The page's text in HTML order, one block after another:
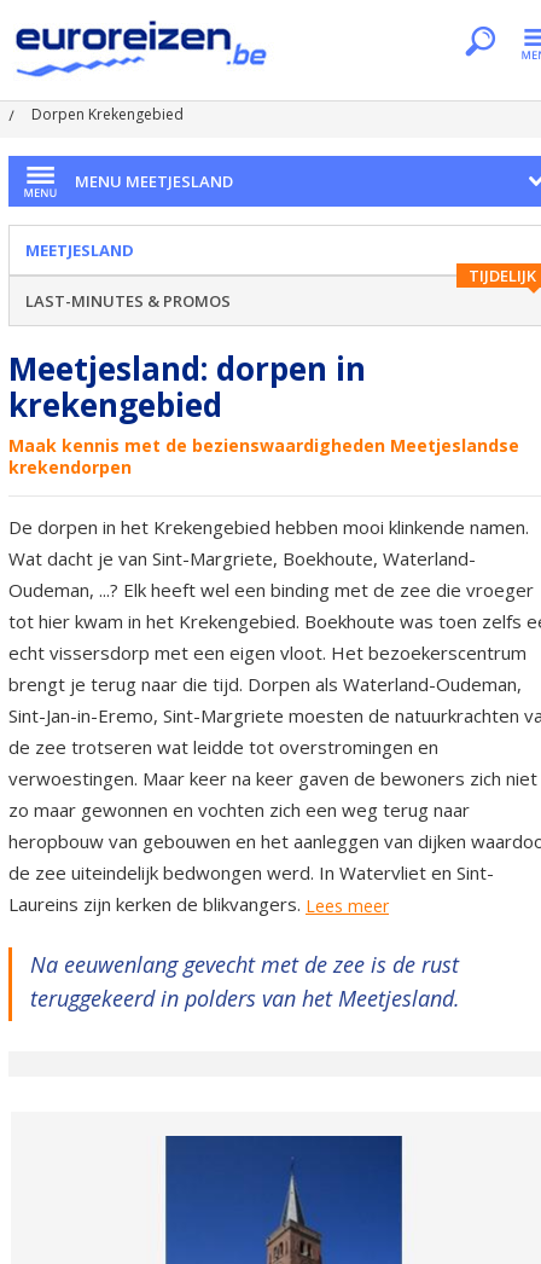
Dorpen Krekengebied
MENU MEETJESLAND
MEETJESLAND
TIJDELIJK
LAST-MINUTES & PROMOS
Meetjesland: dorpen in
krekengebied
Maak kennis met de bezienswaardigheden Meetjeslandse
krekendorpen
De dorpen in het Krekengebied hebben mooi klinkende namen.
Wat dacht je van Sint-Margriete, Boekhoute, Waterland-
Oudeman, ...? Elk heeft wel een binding met de zee die vroeger
tot hier kwam in het Krekengebied. Boekhoute was toen zelfs
echt vissersdorp met een eigen vloot. Het bezoekerscentrum
brengt je terug naar die tijd. Dorpen als Waterland-Oudeman,
Sint-Jan-in-Eremo, Sint-Margriete moesten de natuurkrachten
de zee trotseren wat leidde tot overstromingen en
verwoestingen. Maar keer na keer gaven de bewoners zich niet
zo maar gewonnen en vochten zich een weg terug naar
heropbouw van gebouwen en het aanleggen van dijken
de zee uiteindelijk bedwongen werd. In Watervliet en Sint-
Laureins zijn kerken de blikvangers. Lees meer
Na eeuwenlang gevecht met de zee is de rust
teruggekeerd in polders van het Meetjesland.